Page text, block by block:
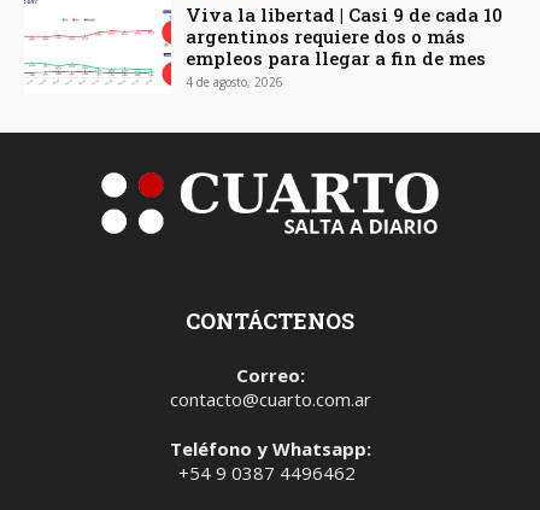
Viva la libertad | Casi 9 de cada 10
argentinos requiere dos o más
empleos para llegar a fin de mes
4 de agosto, 2026
CONTÁCTENOS
Correo:
contacto@cuarto.com.ar
Teléfono y Whatsapp:
+54 9 0387 4496462